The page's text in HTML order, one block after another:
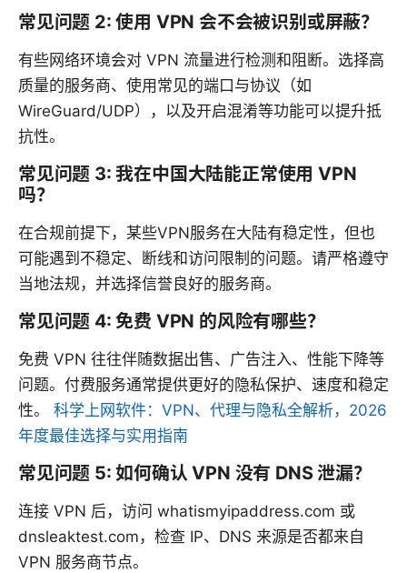
常见问题 2: 使用 VPN 会不会被识别或屏蔽？
有些网络环境会对 VPN 流量进行检测和阻断。选择高
质量的服务商、使用常见的端口与协议（如
WireGuard/UDP），以及开启混淆等功能可以提升抵
抗性。
常见问题 3: 我在中国大陆能正常使用 VPN
吗？
在合规前提下，某些VPN服务在大陆有稳定性，但也
可能遇到不稳定、断线和访问限制的问题。请严格遵守
当地法规，并选择信誉良好的服务商。
常见问题 4: 免费 VPN 的风险有哪些？
免费 VPN 往往伴随数据出售、广告注入、性能下降等
问题。付费服务通常提供更好的隐私保护、速度和稳定
性。 科学上网软件：VPN、代理与隐私全解析，2026
年度最佳选择与实用指南
常见问题 5: 如何确认 VPN 没有 DNS 泄漏？
连接 VPN 后，访问 whatismyipaddress.com 或
dnsleaktest.com，检查 IP、DNS 来源是否都来自
VPN 服务商节点。